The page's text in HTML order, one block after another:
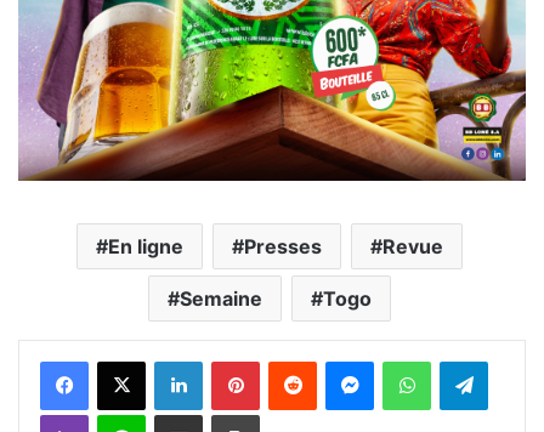
En ligne Presses Revue
Semaine Togo
FacebookX Linkedin PinterestReddit MessengerWhatsAppTelegram
Viber Ligne Partager par email Imprimer